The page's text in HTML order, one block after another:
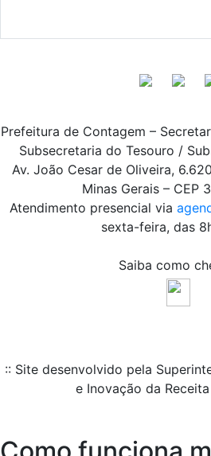
Prefeitura de Contagem –
Subsecretaria do Tesouro /
Av. João Cesar de Oliveira,
Minas Gerais – CEP
Atendimento presencial via
sexta-feira, das
Saiba como
:: Site desenvolvido pela
e Inovação da